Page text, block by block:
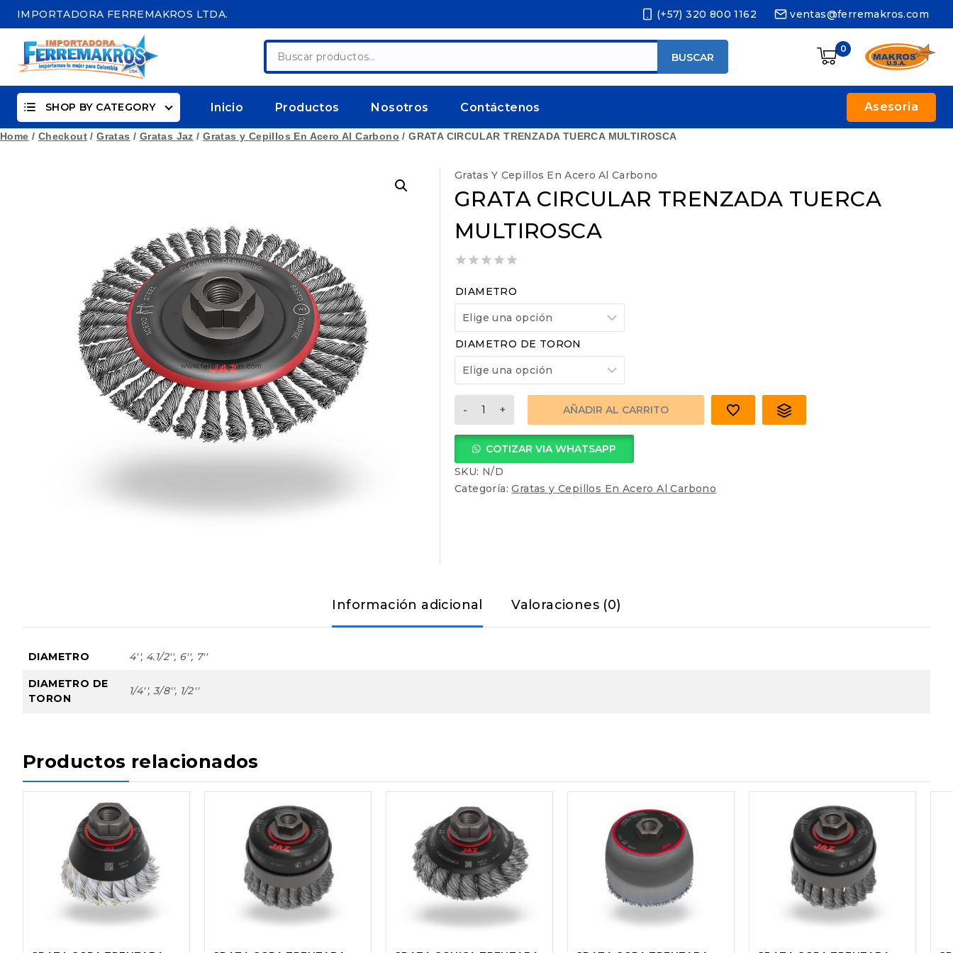
content
IMPORTADORA FERREMAKROS LTDA. (+57) 320 800 1162 ventas@ferremakros.com
Buscar
por:
BUSCAR
0
SHOP BY CATEGORY Inicio Productos Nosotros Contáctenos Asesoria
Home / Checkout / Gratas / Gratas Jaz / Gratas y Cepillos En Acero Al Carbono / GRATA CIRCULAR TRENZADA TUERCA MULTIROSCA
Gratas Y Cepillos En Acero Al Carbono
GRATA CIRCULAR TRENZADA TUERCA
MULTIROSCA
out
of
DIAMETRO
DIAMETRO DE TORON
GRATA
TRENZADA
TUERCA
MULTIROSCA
AÑADIR AL CARRITO
COTIZAR VIA WHATSAPP
SKU: N/D
Categoría:Gratas y Cepillos En Acero Al Carbono
Información adicional Valoraciones (0)
DIAMETRO 4'', 4.1/2'', 6'', 7''
DIAMETRO DE
TORON
1/4'', 3/8'', 1/2''
Productos relacionados